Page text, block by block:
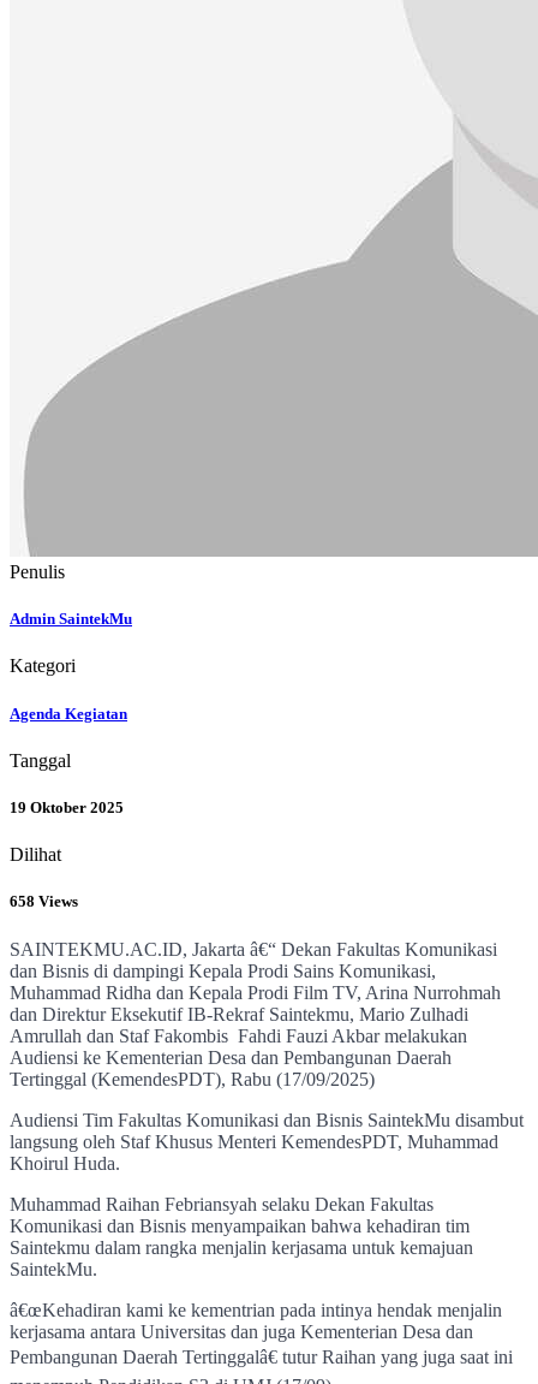
Penulis
Admin SaintekMu
Kategori
Agenda Kegiatan
Tanggal
19 Oktober 2025
Dilihat
658 Views
SAINTEKMU.AC.ID, Jakarta â€“ Dekan Fakultas Komunikasi
dan Bisnis di dampingi Kepala Prodi Sains Komunikasi,
Muhammad Ridha dan Kepala Prodi Film TV, Arina Nurrohmah
dan Direktur Eksekutif IB-Rekraf Saintekmu, Mario Zulhadi
Amrullah dan Staf Fakombis Fahdi Fauzi Akbar melakukan
Audiensi ke Kementerian Desa dan Pembangunan Daerah
Tertinggal (KemendesPDT), Rabu (17/09/2025)
Audiensi Tim Fakultas Komunikasi dan Bisnis SaintekMu disambut
langsung oleh Staf Khusus Menteri KemendesPDT, Muhammad
Khoirul Huda.
Muhammad Raihan Febriansyah selaku Dekan Fakultas
Komunikasi dan Bisnis menyampaikan bahwa kehadiran tim
Saintekmu dalam rangka menjalin kerjasama untuk kemajuan
SaintekMu.
â€œKehadiran kami ke kementrian pada intinya hendak menjalin
kerjasama antara Universitas dan juga Kementerian Desa dan
Pembangunan Daerah Tertinggalâ€ tutur Raihan yang juga saat ini